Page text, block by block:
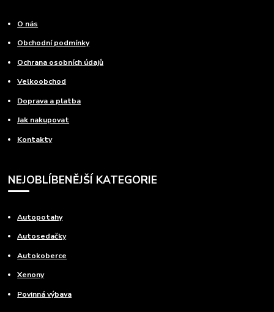
O nás
Obchodní podmínky
Ochrana osobních údajů
Velkoobchod
Doprava a platba
Jak nakupovat
Kontakty
NEJOBLÍBENĚJŠÍ KATEGORIE
Autopotahy
Autosedačky
Autokoberce
Xenony
Povinná výbava